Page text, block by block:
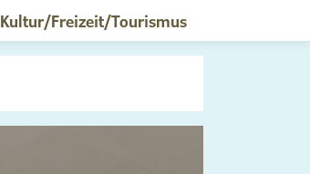
Kultur/Freizeit/Tourismus